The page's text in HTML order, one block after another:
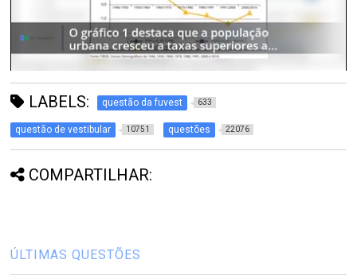
LABELS: questão da fuvest 633
questão de vestibular 10751 questões 22076
COMPARTILHAR:
ÚLTIMAS QUESTÕES